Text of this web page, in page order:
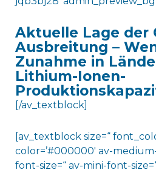
Aktuelle Lage der
Ausbreitung –
Zunahme in
Lithium-Ionen-
[/av_textblock]
[av_textblock size=“
color=’#000000′ av-
font-size=“ av-mini-font-